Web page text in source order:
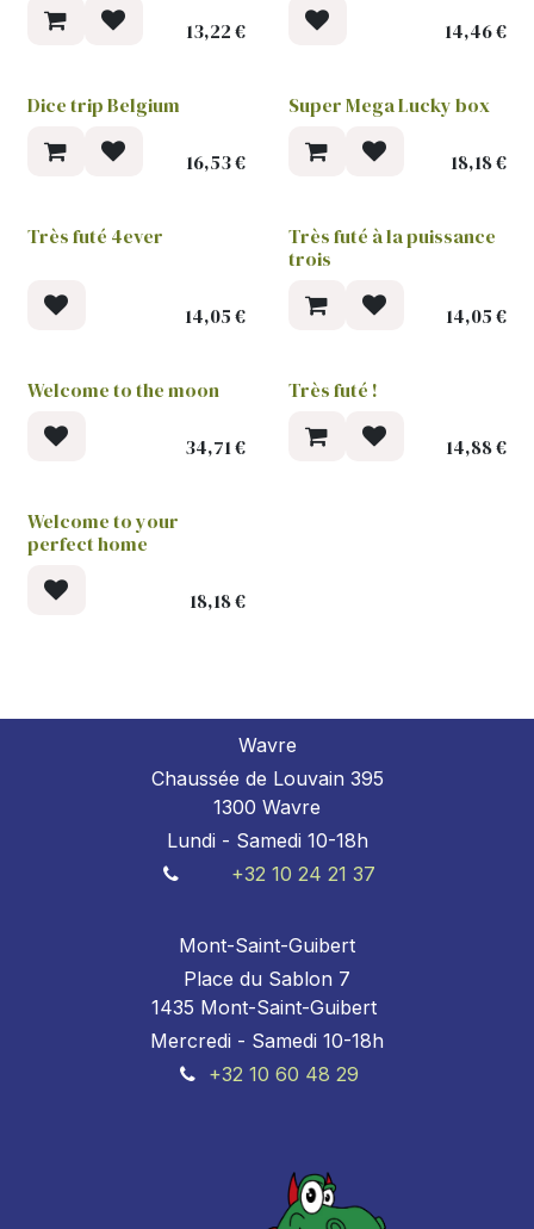
13,22€ 14,46€
Dice trip Belgium
16,53€
Super Mega Lucky box
18,18€
Très futé 4ever
14,05€
Très futé à la puissance
trois
14,05€
Welcome to the moon
34,71€
Très futé !
14,88€
Welcome to your
perfect home
18,18€
Wavre
Chaussée de Louvain 395
1300 Wavre
Lundi - Samedi 10-18h
+32 10 24 21 37
Mont-Saint-Guibert
Place du Sablon 7
1435 Mont-Saint-Guibert
Mercredi - Samedi 10-18h
+32 10 60 48 29